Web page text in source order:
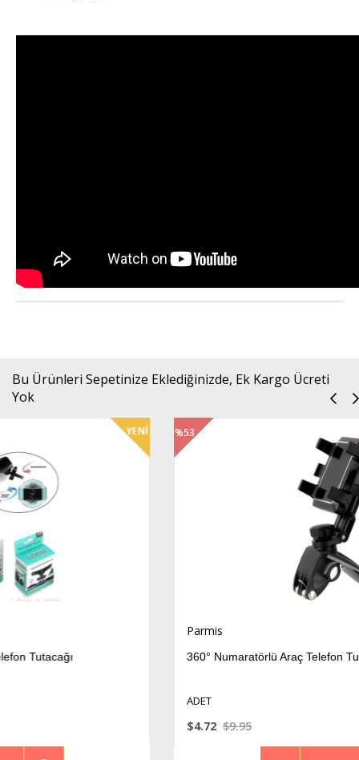
Bu Ürünleri Sepetinize Eklediğinizde, Ek Kargo Ücreti
Yok
360° Numaratörlü Araç Telefon Tutacağı –